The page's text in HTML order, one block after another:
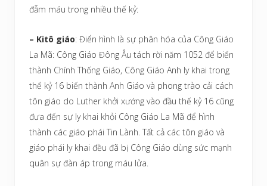
đẫm máu trong nhiều thế kỷ:
– Kitô giáo: Điển hình là sự phân hóa của Công Giáo
La Mã: Công Giáo Đông Âu tách rời năm 1052 để biến
thành Chính Thống Giáo, Công Giáo Anh ly khai trong
thế kỷ 16 biến thành Anh Giáo và phong trào cải cách
tôn giáo do Luther khởi xướng vào đầu thế kỷ 16 cũng
đưa đến sự ly khai khỏi Công Giáo La Mã để hình
thành các giáo phái Tin Lành. Tất cả các tôn giáo và
giáo phái ly khai đều đã bị Công Giáo dùng sức mạnh
quân sự đàn áp trong máu lửa.